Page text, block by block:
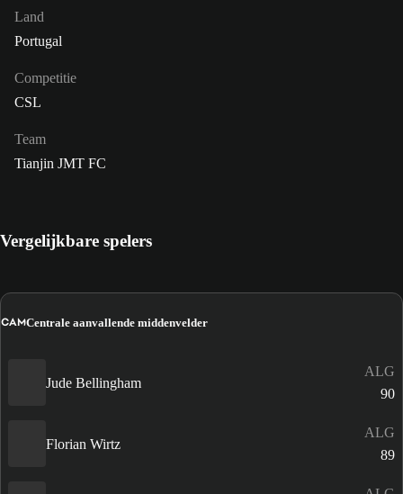
Land
Portugal
Competitie
CSL
Team
Tianjin JMT FC
Vergelijkbare spelers
CAMCentrale aanvallende middenvelder
Jude Bellingham
ALG
90
Florian Wirtz
ALG
89